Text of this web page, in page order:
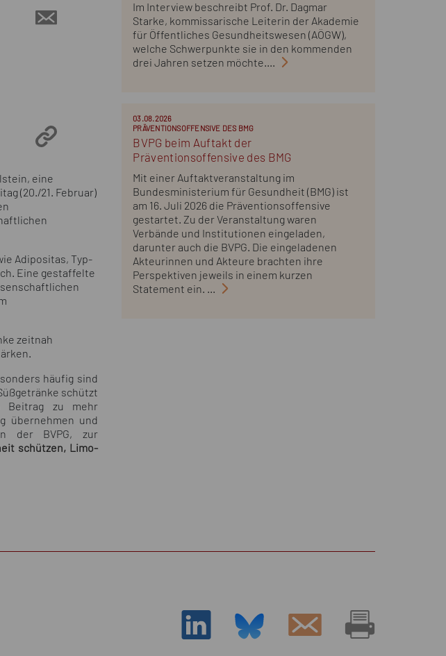
eine
(20./21. Februar)
Adipositas, Typ-
Eine gestaffelte
zeitnah
häufig sind
schützt
Beitrag zu mehr
übernehmen und
der BVPG, zur
schützen, Limo-
Im Interview beschreibt Prof. Dr. Dagmar
Starke, kommissarische Leiterin der Akademie
für Öffentliches Gesundheitswesen (AÖGW),
welche Schwerpunkte sie in den kommenden
drei Jahren setzen möchte....
03.08.2026
PRÄVENTIONSOFFENSIVE DES BMG
BVPG beim Auftakt der
Präventionsoffensive des BMG
Mit einer Auftaktveranstaltung im
Bundesministerium für Gesundheit (BMG) ist
am 16. Juli 2026 die Präventionsoffensive
gestartet. Zu der Veranstaltung waren
Verbände und Institutionen eingeladen,
darunter auch die BVPG. Die eingeladenen
Akteurinnen und Akteure brachten ihre
Perspektiven jeweils in einem kurzen
Statement ein. ...